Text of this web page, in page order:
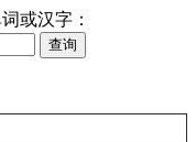
或汉字：